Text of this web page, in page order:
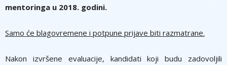
mentoringa u 2018. godini.
Samo će blagovremene i potpune prijave biti razmatrane.
Nakon izvršene evaluacije, kandidati koji budu zadovoljili